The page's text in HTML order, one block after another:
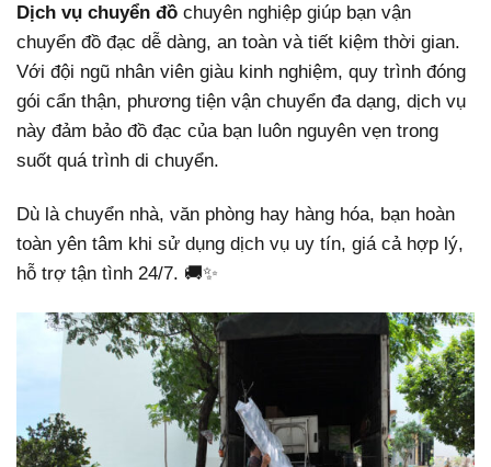
Dịch vụ chuyển đồ chuyên nghiệp giúp bạn vận
chuyển đồ đạc dễ dàng, an toàn và tiết kiệm thời gian.
Với đội ngũ nhân viên giàu kinh nghiệm, quy trình đóng
gói cẩn thận, phương tiện vận chuyển đa dạng, dịch vụ
này đảm bảo đồ đạc của bạn luôn nguyên vẹn trong
suốt quá trình di chuyển.
Dù là chuyển nhà, văn phòng hay hàng hóa, bạn hoàn
toàn yên tâm khi sử dụng dịch vụ uy tín, giá cả hợp lý,
hỗ trợ tận tình 24/7. 🚚✨